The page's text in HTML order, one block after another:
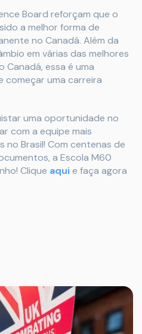
Board reforçam que o
a melhor forma de
no Canadá. Além da
em várias das melhores
Canadá, essa é uma
uma carreira
uma oportunidade no
com a equipe mais
Brasil! Com centenas de
a Escola M60
Clique aquie faça agora